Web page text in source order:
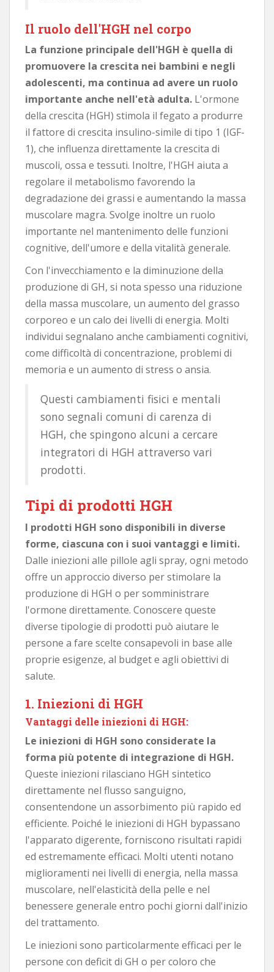
Il ruolo dell'HGH nel corpo
La funzione principale dell'HGH è quella di
promuovere la crescita nei bambini e negli
adolescenti, ma continua ad avere un ruolo
importante anche nell'età adulta. L'ormone
della crescita (HGH) stimola il fegato a produrre
il fattore di crescita insulino-simile di tipo 1 (IGF-
1), che influenza direttamente la crescita di
muscoli, ossa e tessuti. Inoltre, l'HGH aiuta a
regolare il metabolismo favorendo la
degradazione dei grassi e aumentando la massa
muscolare magra. Svolge inoltre un ruolo
importante nel mantenimento delle funzioni
cognitive, dell'umore e della vitalità generale.
Con l'invecchiamento e la diminuzione della
produzione di GH, si nota spesso una riduzione
della massa muscolare, un aumento del grasso
corporeo e un calo dei livelli di energia. Molti
individui segnalano anche cambiamenti cognitivi,
come difficoltà di concentrazione, problemi di
memoria e un aumento di stress o ansia.
Questi cambiamenti fisici e mentali
sono segnali comuni di carenza di
HGH, che spingono alcuni a cercare
integratori di HGH attraverso vari
prodotti.
Tipi di prodotti HGH
I prodotti HGH sono disponibili in diverse
forme, ciascuna con i suoi vantaggi e limiti.
Dalle iniezioni alle pillole agli spray, ogni metodo
offre un approccio diverso per stimolare la
produzione di HGH o per somministrare
l'ormone direttamente. Conoscere queste
diverse tipologie di prodotti può aiutare le
persone a fare scelte consapevoli in base alle
proprie esigenze, al budget e agli obiettivi di
salute.
1. Iniezioni di HGH
Vantaggi delle iniezioni di HGH:
Le iniezioni di HGH sono considerate la
forma più potente di integrazione di HGH.
Queste iniezioni rilasciano HGH sintetico
direttamente nel flusso sanguigno,
consentendone un assorbimento più rapido ed
efficiente. Poiché le iniezioni di HGH bypassano
l'apparato digerente, forniscono risultati rapidi
ed estremamente efficaci. Molti utenti notano
miglioramenti nei livelli di energia, nella massa
muscolare, nell'elasticità della pelle e nel
benessere generale entro pochi giorni dall'inizio
del trattamento.
Le iniezioni sono particolarmente efficaci per le
persone con deficit di GH o per coloro che